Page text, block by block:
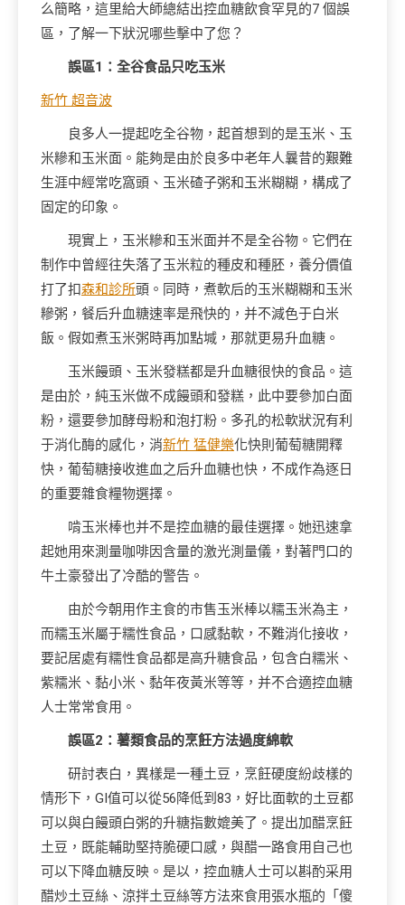
么簡略，這里給大師總結出控血糖飲食罕見的7 個誤
區，了解一下狀況哪些擊中了您？
誤區1：全谷食品只吃玉米
新竹 超音波
良多人一提起吃全谷物，起首想到的是玉米、玉
米糝和玉米面。能夠是由於良多中老年人曩昔的艱難
生涯中經常吃窩頭、玉米碴子粥和玉米糊糊，構成了
固定的印象。
現實上，玉米糝和玉米面并不是全谷物。它們在
制作中曾經往失落了玉米粒的種皮和種胚，養分價值
打了扣森和診所頭。同時，煮軟后的玉米糊糊和玉米
糝粥，餐后升血糖速率是飛快的，并不減色于白米
飯。假如煮玉米粥時再加點堿，那就更易升血糖。
玉米饅頭、玉米發糕都是升血糖很快的食品。這
是由於，純玉米做不成饅頭和發糕，此中要參加白面
粉，還要參加酵母粉和泡打粉。多孔的松軟狀況有利
于消化酶的感化，消新竹 猛健樂化快則葡萄糖開釋
快，葡萄糖接收進血之后升血糖也快，不成作為逐日
的重要雜食糧物選擇。
啃玉米棒也并不是控血糖的最佳選擇。她迅速拿
起她用來測量咖啡因含量的激光測量儀，對著門口的
牛土豪發出了冷酷的警告。
由於今朝用作主食的市售玉米棒以糯玉米為主，
而糯玉米屬于糯性食品，口感黏軟，不難消化接收，
要記居處有糯性食品都是高升糖食品，包含白糯米、
紫糯米、黏小米、黏年夜黃米等等，并不合適控血糖
人士常常食用。
誤區2：薯類食品的烹飪方法過度綿軟
研討表白，異樣是一種土豆，烹飪硬度紛歧樣的
情形下，GI值可以從56降低到83，好比面軟的土豆都
可以與白饅頭白粥的升糖指數媲美了。提出加醋烹飪
土豆，既能輔助堅持脆硬口感，與醋一路食用自己也
可以下降血糖反映。是以，控血糖人士可以斟酌采用
醋炒土豆絲、涼拌土豆絲等方法來食用張水瓶的「傻